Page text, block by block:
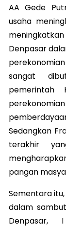
AA Gede
usaha
Denpasar
sangat
pemerintah
Sedangkan
terakhir
pangan
Sementara
dalam